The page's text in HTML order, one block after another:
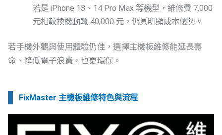
若是 iPhone 13、14 Pro Max 等機型，維修費 7,000
元相較換機動輒 40,000 元，仍具明顯成本優勢。
若手機外觀與使用體驗仍佳，選擇主機板維修能延長壽
命、降低電子浪費，也更環保。
FixMaster 主機板維修特色與流程